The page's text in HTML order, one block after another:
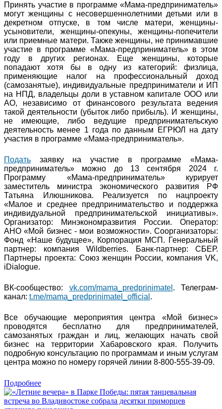
Принять участие в программе «Мама-предприниматель»
могут женщины с несовершеннолетними детьми или в
декретном отпуске, в том числе матери, женщины-
усыновители, женщины-опекуны, женщины-попечители
или приемные матери. Также женщины, не принимавшие
участие в программе «Мама-предприниматель» в этом
году в других регионах. Еще женщины, которые
попадают хотя бы в одну из категорий: физлица,
применяющие налог на профессиональный доход
(самозанятые), индивидуальные предприниматели и ИП
на НПД, владельцы доли в уставном капитале ООО или
АО, независимо от финансового результата ведения
такой деятельности (убыток либо прибыль). И женщины,
не имеющие, либо ведущие предпринимательскую
деятельность менее 1 года по данным ЕГРЮЛ на дату
участия в программе «Мама-предприниматель».
Подать заявку на участие в программе «Мама-
предприниматель» можно до 13 сентября 2024 г.
Программу «Мама-предприниматель» курирует
заместитель министра экономического развития РФ
Татьяна Илюшникова. Реализуется по нацпроекту
«Малое и среднее предпринимательство и поддержка
индивидуальной предпринимательской инициативы».
Организатор: Минэкономразвития России. Оператор:
АНО «Мой бизнес - мои возможности». Соорганизаторы:
Фонд «Наше будущее», Корпорация МСП. Генеральный
партнер: компания Wildberries. Банк-партнер: СБЕР.
Партнеры проекта: Союз женщин России, компания VK,
iDialogue.
ВК-сообщество: vk.com/mama_predprinimatel . Телеграм-
канал: t.me/mama_predprinimatel_official .
Все обучающие мероприятия центра «Мой бизнес»
проводятся бесплатно для предпринимателей,
самозанятых граждан и лиц, желающих начать свой
бизнес на территории Хабаровского края. Получить
подробную консультацию по программам и иным услугам
центра можно по номеру горячей линии 8-800-555-39-09.
Подробнее